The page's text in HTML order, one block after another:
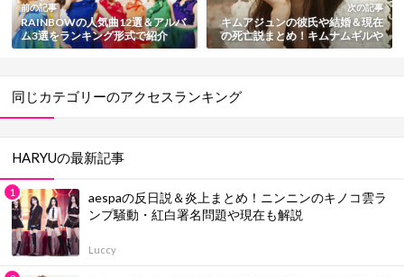
前の記事
RAINBOWの人気曲12選＆アルバ
ム3選をランキング形式で紹介
【動画付き】
次の記事
キムアジュンの彼氏や結婚＆現在
の死亡説まとめ！キムナムギルや
キムヨンファ監督と熱愛の噂
同じカテゴリーのアクセスランキング
HARYUの最新記事
aespaの反日説＆炎上まとめ！ニンニンのキノコ雲ラ
ンプ騒動・紅白署名問題や現在も解説
Luccy